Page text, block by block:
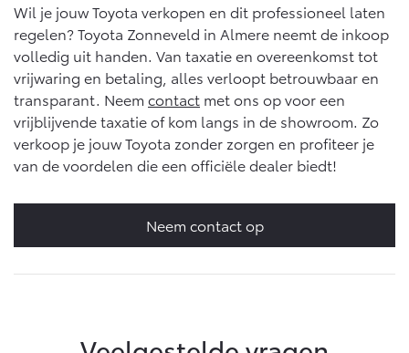
Wil je jouw Toyota verkopen en dit professioneel laten
regelen? Toyota Zonneveld in Almere neemt de inkoop
volledig uit handen. Van taxatie en overeenkomst tot
vrijwaring en betaling, alles verloopt betrouwbaar en
transparant. Neem contact met ons op voor een
vrijblijvende taxatie of kom langs in de showroom. Zo
verkoop je jouw Toyota zonder zorgen en profiteer je
van de voordelen die een officiële dealer biedt!
Neem contact op